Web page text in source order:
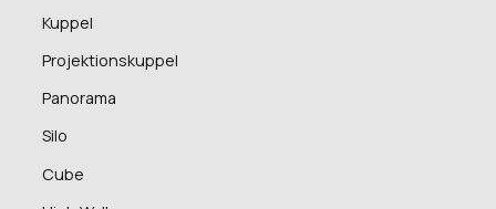
Kuppel
Projektionskuppel
Panorama
Silo
Cube